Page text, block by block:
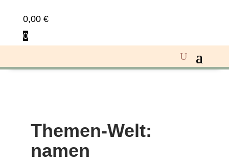
0,00 €
0
Themen-Welt:
namen